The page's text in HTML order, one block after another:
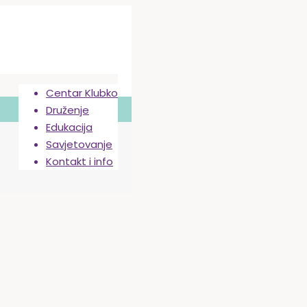
Centar Klubko
Druženje
Edukacija
Savjetovanje
Kontakt i info